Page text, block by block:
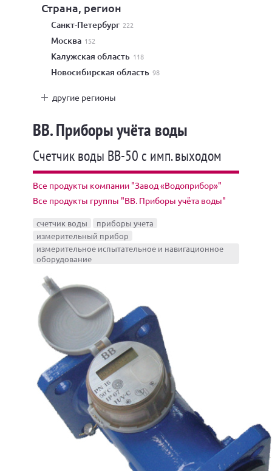
Страна, регион
Санкт-Петербург 222
Москва 152
Калужская область 118
Новосибирская область 98
другие регионы
ВВ. Приборы учёта воды
Счетчик воды ВВ-50 с имп. выходом
Все продукты компании "Завод «Водоприбор»"
Все продукты группы "ВВ. Приборы учёта воды"
счетчик воды
приборы учета
измерительный прибор
измерительное испытательное и навигационное
оборудование